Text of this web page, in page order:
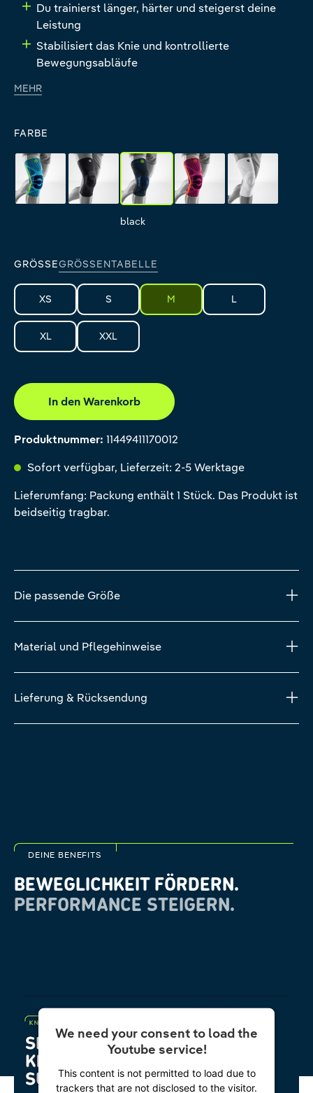
Du trainierst länger, härter und steigerst deine
Leistung
Stabilisiert das Knie und kontrollierte
Bewegungsabläufe
MEHR
FARBE
rivera all-black black
black
pink all-white
GRÖSSE GRÖSSENTABELLE
XS S M L
XL XXL
In den Warenkorb
Produktnummer: 11449411170012
Sofort verfügbar, Lieferzeit: 2-5 Werktage
Lieferumfang: Packung enthält 1 Stück. Das Produkt ist
beidseitig tragbar.
Die passende Größe
Material und Pflegehinweise
Lieferung & Rücksendung
DEINE BENEFITS
BEWEGLICHKEIT FÖRDERN.
PERFORMANCE STEIGERN.
We need your consent to load the
Youtube service!
This content is not permitted to load due to
trackers that are not disclosed to the visitor.